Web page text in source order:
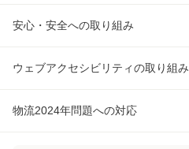
安心・安全への取り組み
ウェブアクセシビリティの取り組み
物流2024年問題への対応